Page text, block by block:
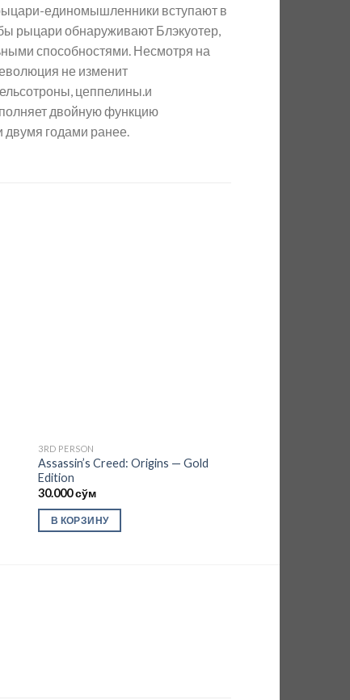
единомышленники вступают в
рыцари обнаруживают Блэкуотер,
способностями. Несмотря на
не изменит
цеппелины.и
двойную функцию
двумя годами ранее.
3RD PERSON
Assassin’s Creed: Origins — Gold
Edition
30.000сўм
В КОРЗИНУ